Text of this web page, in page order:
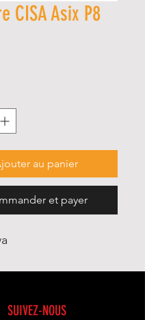
CISA Asix P8
au panier
et payer
SUIVEZ-NOUS